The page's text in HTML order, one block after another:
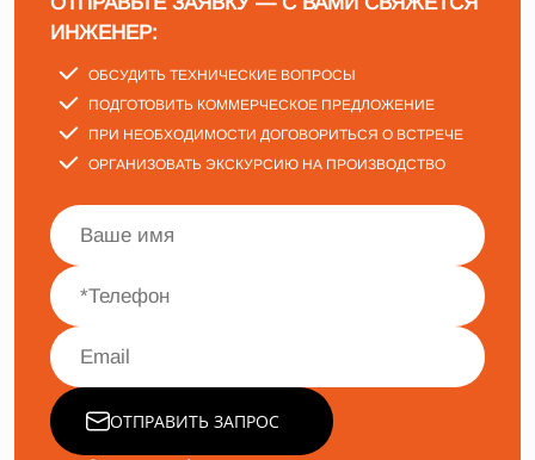
ИНЖЕНЕР:
ОБСУДИТЬ ТЕХНИЧЕСКИЕ ВОПРОСЫ
ПОДГОТОВИТЬ КОММЕРЧЕСКОЕ ПРЕДЛОЖЕНИЕ
ПРИ НЕОБХОДИМОСТИ ДОГОВОРИТЬСЯ О ВСТРЕЧЕ
ОРГАНИЗОВАТЬ ЭКСКУРСИЮ НА ПРОИЗВОДСТВО
ОТПРАВИТЬ ЗАПРОС